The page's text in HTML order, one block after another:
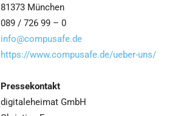
81373 München
089 / 726 99 – 0
info@compusafe.de
https://www.compusafe.de/ueber-uns/
Pressekontakt
digitaleheimat GmbH